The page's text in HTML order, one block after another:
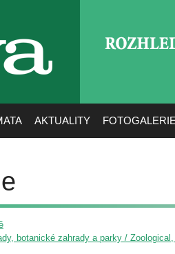
AKTUALITY
botanické zahrady a parky /